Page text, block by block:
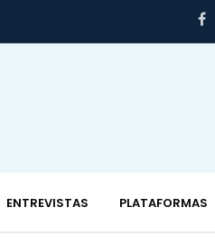
ENTREVISTAS PLATAFORMAS